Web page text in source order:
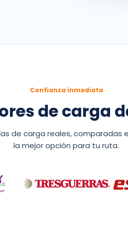
Confianza inmediata
de carga
de carga reales, comparadas
la mejor opción para tu ruta.